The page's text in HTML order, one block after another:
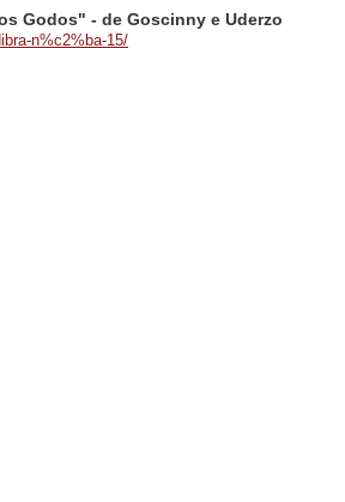
Godos" - de Goscinny e Uderzo
n%c2%ba-15/